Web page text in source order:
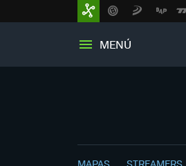
MENÚ
MAPAS STREAMERS